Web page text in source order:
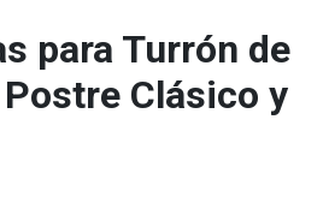
para Turrón de
Clásico y